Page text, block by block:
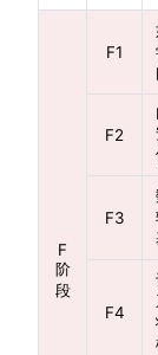
F
阶
段
F1
F2
F3
F4